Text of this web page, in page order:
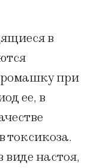
в
при
ее, в
настоя,